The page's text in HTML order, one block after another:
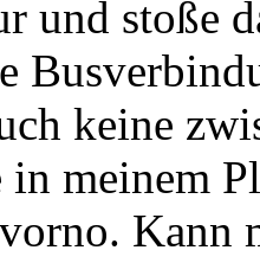
und stoße
keine
meinem
Kann